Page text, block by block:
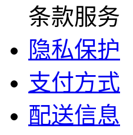
条款服务
隐私保护
支付方式
配送信息